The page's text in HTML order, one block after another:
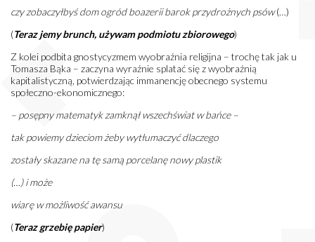
czy zobaczyłbyś dom ogród boazerii barok przydrożnych psów(…)
(Teraz jemy brunch, używam podmiotu zbiorowego)
Z kolei podbita gnostycyzmem wyobraźnia religijna – trochę tak jak u
Tomasza Bąka – zaczyna wyraźnie splatać się z wyobraźnią
kapitalistyczną, potwierdzając immanencję obecnego systemu
społeczno-ekonomicznego:
– posępny matematyk zamknął wszechświat w bańce –
tak powiemy dzieciom żeby wytłumaczyć dlaczego
zostały skazane na tę samą porcelanę nowy plastik
(…) i może
wiarę w możliwość awansu
(Teraz grzebię papier)